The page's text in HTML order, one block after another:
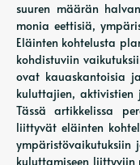
suuren määrän
monia eettisiä,
Eläinten kohtelusta
kohdistuviin
ovat kauaskantoisia
kuluttajien, aktivistien
Tässä artikkelissa
liittyvät eläinten
ympäristövaikutuksiin
kuluttamiseen liittyviin